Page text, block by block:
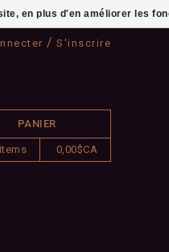
/ S'inscrire
PANIER
0,00$CA
en plus d'en améliorer les